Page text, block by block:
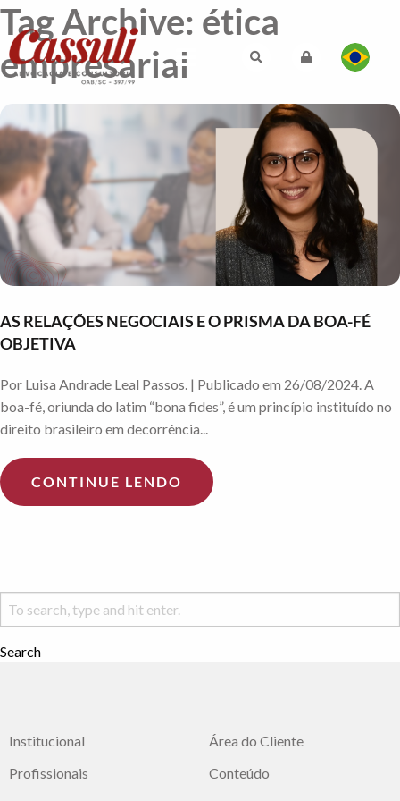
Tag Archive: ética
empresarial
AS RELAÇÕES NEGOCIAIS E O PRISMA DA BOA-FÉ
OBJETIVA
Por Luisa Andrade Leal Passos. | Publicado em 26/08/2024. A
boa-fé, oriunda do latim “bona fides”, é um princípio instituído no
direito brasileiro em decorrência...
CONTINUE LENDO
Search
Institucional
Profissionais
Área do Cliente
Conteúdo